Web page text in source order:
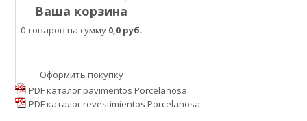
Ваша корзина
0 товаров на сумму 0,0 руб.
Оформить покупку
PDF каталог pavimentos Porcelanosa
PDF каталог revestimientos Porcelanosa